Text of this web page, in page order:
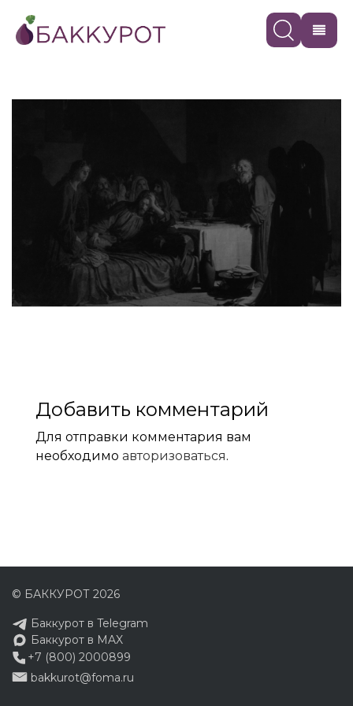
Добавить комментарий
Для отправки комментария вам
необходимо авторизоваться.
© БАККУРОТ 2026
Баккурот в Telegram
Баккурот в MAX
+7 (800) 2000899
bakkurot@foma.ru